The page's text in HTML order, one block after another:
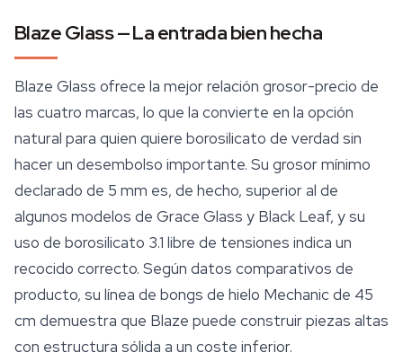
Blaze Glass — La entrada bien hecha
Blaze Glass ofrece la mejor relación grosor-precio de
las cuatro marcas, lo que la convierte en la opción
natural para quien quiere borosilicato de verdad sin
hacer un desembolso importante. Su grosor mínimo
declarado de 5 mm es, de hecho, superior al de
algunos modelos de Grace Glass y Black Leaf, y su
uso de borosilicato 3.1 libre de tensiones indica un
recocido correcto. Según datos comparativos de
producto, su línea de bongs de hielo Mechanic de 45
cm demuestra que Blaze puede construir piezas altas
con estructura sólida a un coste inferior.